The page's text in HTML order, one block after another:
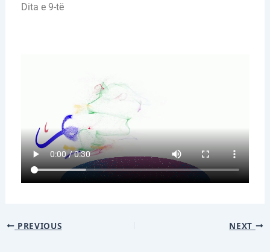
Dita e 9-të
PREVIOUS NEXT